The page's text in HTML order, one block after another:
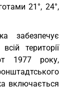
21°, 24°,
забезпечує
території
1977 року,
включається